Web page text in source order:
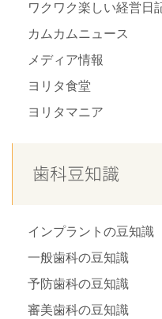
ワクワク楽しい経営日
カムカムニュース
メディア情報
ヨリタ食堂
ヨリタマニア
歯科豆知識
インプラントの豆知識
一般歯科の豆知識
予防歯科の豆知識
審美歯科の豆知識